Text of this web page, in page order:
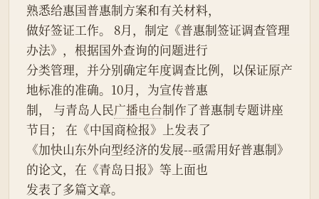
熟悉给惠国普惠制方案和有关材料，
做好签证工作。 8月，制定《普惠制签证调查管理
办法》，根据国外查询的问题进行
分类管理，并分别确定年度调查比例，以保证原产
地标准的准确。10月，为宣传普惠
制， 与青岛人民广播电台制作了普惠制专题讲座
节目； 在《中国商检报》上发表了
《加快山东外向型经济的发展--亟需用好普惠制》
的论文，在《青岛日报》等上面也
发表了多篇文章。